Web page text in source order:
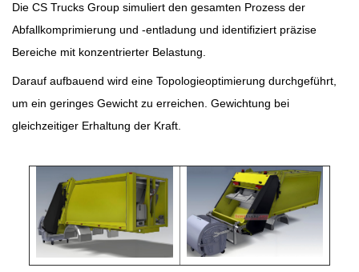
Die CS Trucks Group simuliert den gesamten Prozess der
Abfallkomprimierung und -entladung und identifiziert präzise
Bereiche mit konzentrierter Belastung.
Darauf aufbauend wird eine Topologieoptimierung durchgeführt,
um ein geringes Gewicht zu erreichen. Gewichtung bei
gleichzeitiger Erhaltung der Kraft.